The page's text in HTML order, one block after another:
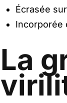
Écrasée
Incorporée
La